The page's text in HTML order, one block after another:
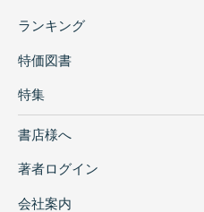
ランキング
特価図書
特集
書店様へ
著者ログイン
会社案内